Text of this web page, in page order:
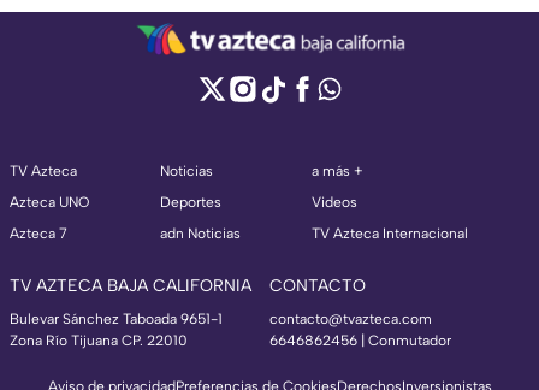
TV Azteca
Azteca UNO
Azteca 7
Noticias
Deportes
adn Noticias
a más +
Videos
TV Azteca Internacional
TV AZTECA BAJA CALIFORNIA
Bulevar Sánchez Taboada 9651-1
Zona Río Tijuana CP. 22010
CONTACTO
contacto@tvazteca.com
6646862456 | Conmutador
Aviso de privacidadPreferencias de CookiesDerechosInversionistas